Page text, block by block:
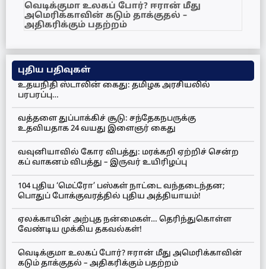
வெடிக்குமா உலகப் போர்? ஈரான் மீது
அமெரிக்காவின் கடும் தாக்குதல் –
அதிகரிக்கும் பதற்றம்
புதிய பதிவுகள்
உதயநிதி ஸ்டாலின் கைது: தமிழக அரசியலில்
பரபரப்பு…
வத்தளை துப்பாக்கிச் சூடு: சந்தேகநபருக்கு
உதவியதாக 24 வயது இளைஞர் கைது
வவுனியாவில் கோர விபத்து: மரக்கறி ஏற்றிச் சென்ற
கப் வாகனம் விபத்து – இருவர் உயிரிழப்பு
104 புதிய ‘மெட்ரோ’ பஸ்கள் நாட்டை வந்தடைந்தன;
பொதுப் போக்குவரத்தில் புதிய அத்தியாயம்!
ஏலக்காயின் அற்புத நன்மைகள்… தெரிந்துகொள்ள
வேண்டிய முக்கிய தகவல்கள்!
வெடிக்குமா உலகப் போர்? ஈரான் மீது அமெரிக்காவின்
கடும் தாக்குதல் – அதிகரிக்கும் பதற்றம்